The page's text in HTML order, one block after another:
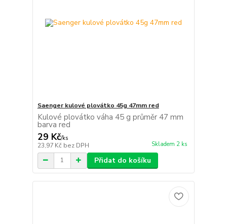
Saenger kulové plovátko 45g 47mm red
Kulové plovátko váha 45 g průměr 47 mm
barva red
29 Kč/ks
23,97 Kč bez DPH Skladem 2 ks
Přidat do košíku